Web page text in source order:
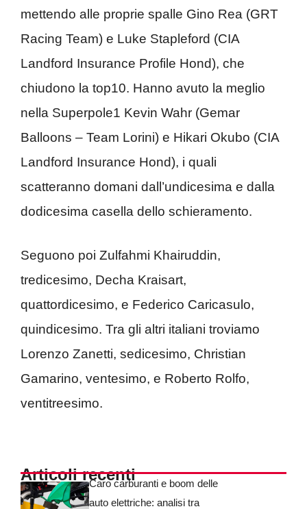
mettendo alle proprie spalle Gino Rea (GRT
Racing Team) e Luke Stapleford (CIA
Landford Insurance Profile Hond), che
chiudono la top10. Hanno avuto la meglio
nella Superpole1 Kevin Wahr (Gemar
Balloons – Team Lorini) e Hikari Okubo (CIA
Landford Insurance Hond), i quali
scatteranno domani dall’undicesima e dalla
dodicesima casella dello schieramento.
Seguono poi Zulfahmi Khairuddin,
tredicesimo, Decha Kraisart,
quattordicesimo, e Federico Caricasulo,
quindicesimo. Tra gli altri italiani troviamo
Lorenzo Zanetti, sedicesimo, Christian
Gamarino, ventesimo, e Roberto Rolfo,
ventitreesimo.
Articoli recentiCaro carburanti e boom delle
auto elettriche: analisi tra